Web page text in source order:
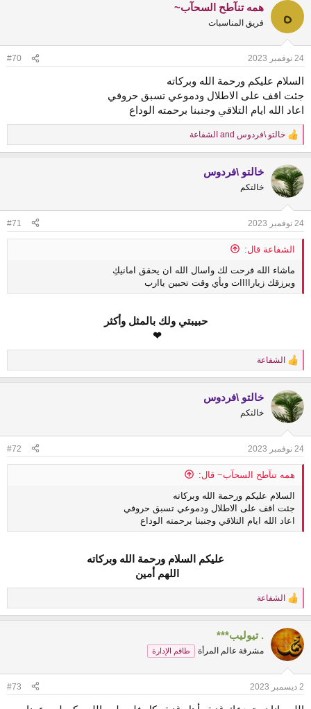
c
i
s
ه همه تنآطح السحآب~
فريق المناسبات
24 نوفمبر 2023 #70
السلام عليكم ورحمة الله وبركاته
جئت اقف على الاطلال ودموعي تسبق حروفي
اعاد الله ايام التلاقي وجنبنا برحمته الوداع
R
e
c
t
i
s
:
خالتو \فردوس الشفاعة
خالتو \فردوس
خالتكم
24 نوفمبر 2023 #71
الشفاعة قال:
ماشاء الله فرحت لك واسال الله ان يحقق امانيكِ
ويرزقك زياراااات وبأي وقت تحبين ياارب
حبيبتي ولك بالمثل وأكثر
❤
R
e
c
t
i
s
:
الشفاعة
خالتو \فردوس
خالتكم
24 نوفمبر 2023 #72
همه تنآطح السحآب~ قال:
السلام عليكم ورحمة الله وبركاته
جئت اقف على الاطلال ودموعي تسبق حروفي
اعاد الله ايام التلاقي وجنبنا برحمته الوداع
عليكم السلام ورحمة الله وبركاته
اللهم أمين
R
e
c
t
i
s
الشفاعة
. تيوليب***
مشرفة عالم المرأة طاقم الإدارة
2 ديسمبر 2023 #73